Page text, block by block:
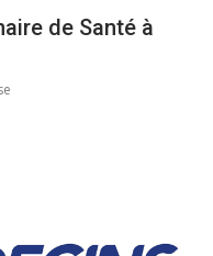
de Santé à